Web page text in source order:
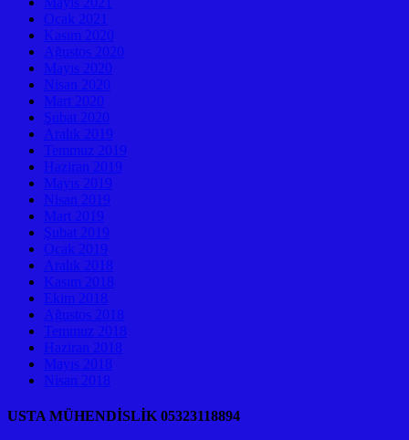
Ocak 2021
Kasım 2020
Ağustos 2020
Mayıs 2020
Nisan 2020
Mart 2020
Şubat 2020
Aralık 2019
Temmuz 2019
Haziran 2019
Mayıs 2019
Nisan 2019
Mart 2019
Şubat 2019
Ocak 2019
Aralık 2018
Kasım 2018
Ekim 2018
Ağustos 2018
Temmuz 2018
Haziran 2018
Mayıs 2018
Nisan 2018
USTA MÜHENDİSLİK 05323118894